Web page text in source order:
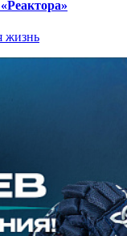
жизнь